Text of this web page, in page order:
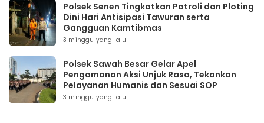
Polsek Senen Tingkatkan Patroli dan Ploting
Dini Hari Antisipasi Tawuran serta
Gangguan Kamtibmas
3 minggu yang lalu
Polsek Sawah Besar Gelar Apel
Pengamanan Aksi Unjuk Rasa, Tekankan
Pelayanan Humanis dan Sesuai SOP
3 minggu yang lalu